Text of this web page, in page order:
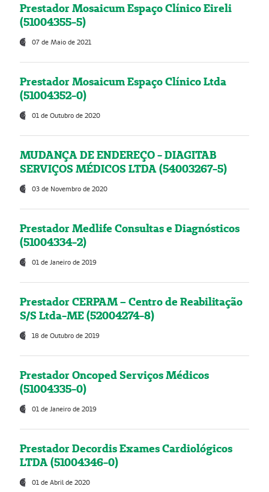
Prestador Mosaicum Espaço Clínico Eireli
(51004355-5)
07 de Maio de 2021
Prestador Mosaicum Espaço Clínico Ltda
(51004352-0)
01 de Outubro de 2020
MUDANÇA DE ENDEREÇO - DIAGITAB
SERVIÇOS MÉDICOS LTDA (54003267-5)
03 de Novembro de 2020
Prestador Medlife Consultas e Diagnósticos
(51004334-2)
01 de Janeiro de 2019
Prestador CERPAM – Centro de Reabilitação
S/S Ltda-ME (52004274-8)
18 de Outubro de 2019
Prestador Oncoped Serviços Médicos
(51004335-0)
01 de Janeiro de 2019
Prestador Decordis Exames Cardiológicos
LTDA (51004346-0)
01 de Abril de 2020